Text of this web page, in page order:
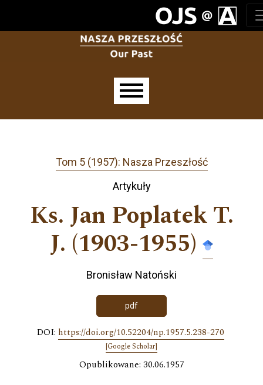
Tom 5 (1957): Nasza Przeszłość
Artykuły
Ks. Jan Poplatek T.
J. (1903-1955)
Bronisław Natoński
pdf
DOI: https://doi.org/10.52204/np.1957.5.238-270
[Google Scholar]
Opublikowane: 30.06.1957